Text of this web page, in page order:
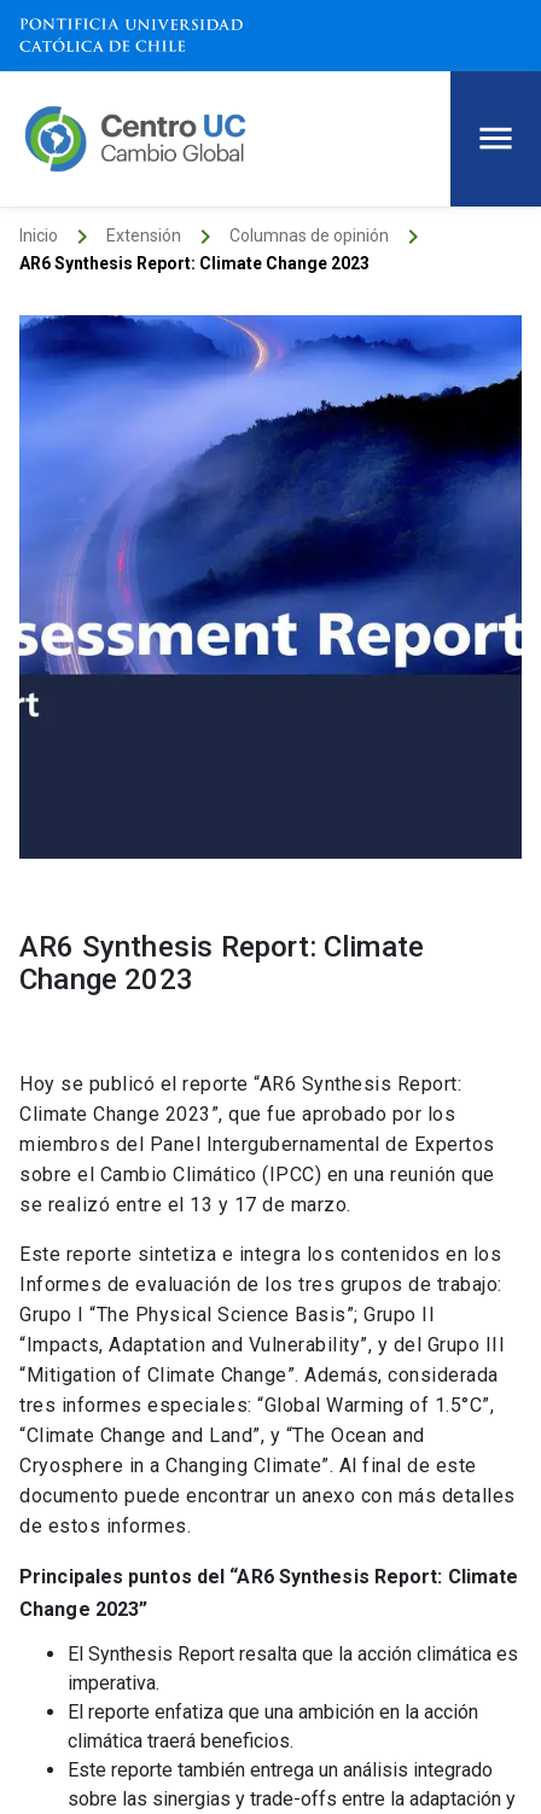
Inicio keyboard_arrow_right Extensión keyboard_arrow_right Columnas de opinión keyboard_arrow_right
AR6 Synthesis Report: Climate Change 2023
AR6 Synthesis Report: Climate
Change 2023
Hoy se publicó el reporte “AR6 Synthesis Report:
Climate Change 2023”, que fue aprobado por los
miembros del Panel Intergubernamental de Expertos
sobre el Cambio Climático (IPCC) en una reunión que
se realizó entre el 13 y 17 de marzo.
Este reporte sintetiza e integra los contenidos en los
Informes de evaluación de los tres grupos de trabajo:
Grupo I “The Physical Science Basis”; Grupo II
“Impacts, Adaptation and Vulnerability”, y del Grupo III
“Mitigation of Climate Change”. Además, considerada
tres informes especiales: “Global Warming of 1.5°C”,
“Climate Change and Land”, y “The Ocean and
Cryosphere in a Changing Climate”. Al final de este
documento puede encontrar un anexo con más detalles
de estos informes.
Principales puntos del “AR6 Synthesis Report: Climate
Change 2023”
El Synthesis Report resalta que la acción climática es
imperativa.
El reporte enfatiza que una ambición en la acción
climática traerá beneficios.
Este reporte también entrega un análisis integrado
sobre las sinergias y trade-offs entre la adaptación y